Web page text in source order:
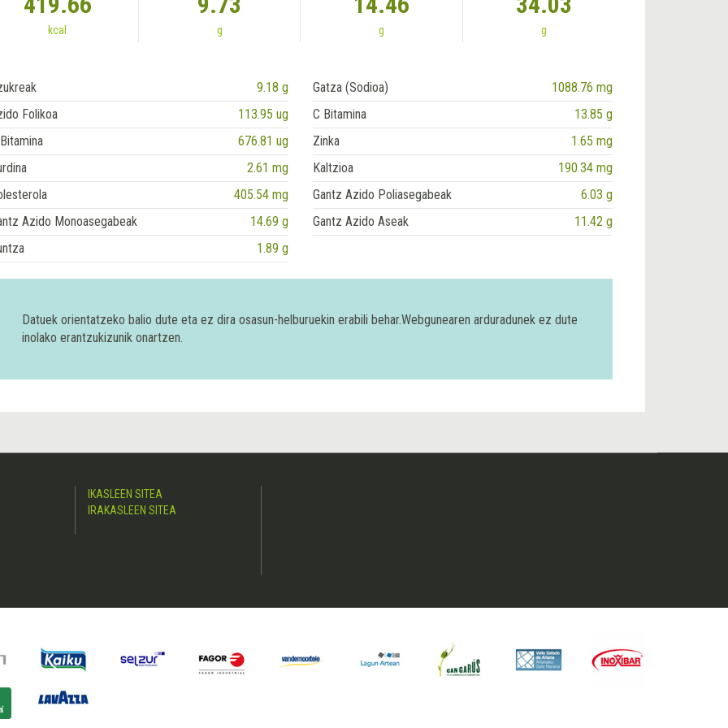
kcal g g g
9.18 g Gatza (Sodioa)
1088.76 mg
Folikoa
113.95 ug C Bitamina
13.85 g
676.81 ug Zinka
1.65 mg
2.61 mg Kaltzioa
190.34 mg
405.54 mg Gantz Azido Poliasegabeak
6.03 g
Azido Monoasegabeak
14.69 g Gantz Azido Aseak
11.42 g
1.89 g
Datuek orientatzeko balio dute eta ez dira osasun-helburuekin erabili behar.Webgunearen arduradunek ez dute
inolako erantzukizunik onartzen.
IKASLEEN SITEA
IRAKASLEEN SITEA